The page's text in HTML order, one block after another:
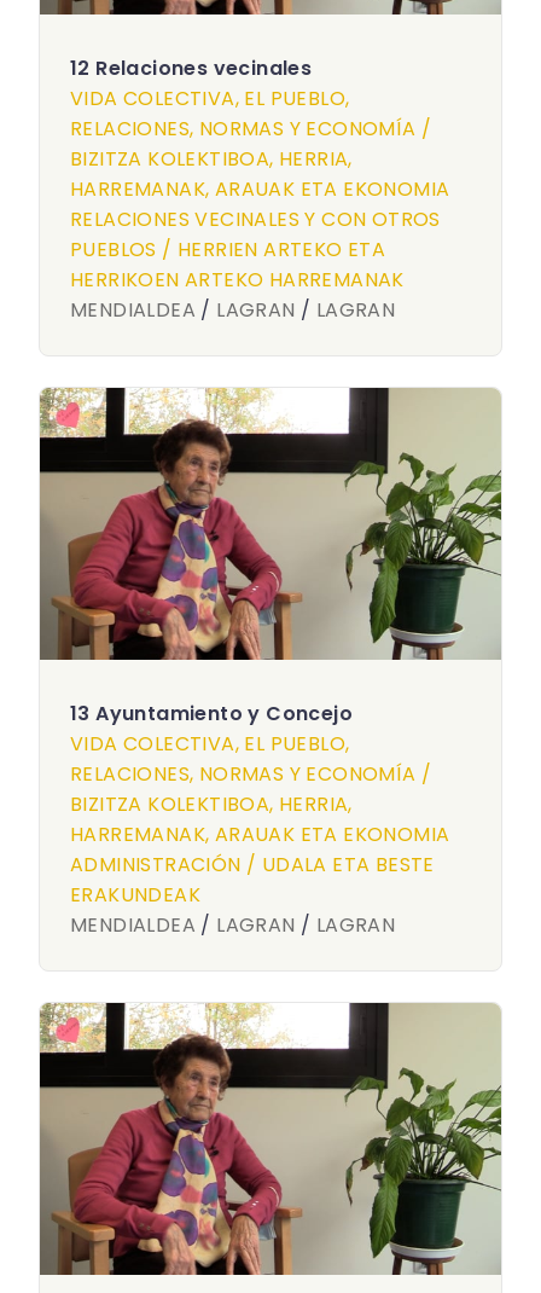
12 Relaciones vecinales
VIDA COLECTIVA, EL PUEBLO,
RELACIONES, NORMAS Y ECONOMÍA /
BIZITZA KOLEKTIBOA, HERRIA,
HARREMANAK, ARAUAK ETA EKONOMIA
RELACIONES VECINALES Y CON OTROS
PUEBLOS / HERRIEN ARTEKO ETA
HERRIKOEN ARTEKO HARREMANAK
MENDIALDEA / LAGRAN / LAGRAN
13 Ayuntamiento y Concejo
VIDA COLECTIVA, EL PUEBLO,
RELACIONES, NORMAS Y ECONOMÍA /
BIZITZA KOLEKTIBOA, HERRIA,
HARREMANAK, ARAUAK ETA EKONOMIA
ADMINISTRACIÓN / UDALA ETA BESTE
ERAKUNDEAK
MENDIALDEA / LAGRAN / LAGRAN